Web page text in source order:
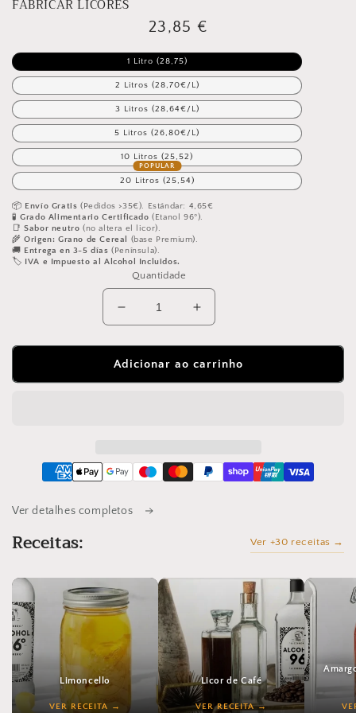
Abrir
em
FABRICAR LICORES
Preço
23,85 €
1 Litro (28,75)
2 Litros (28,70€/L)
3 Litros (28,64€/L)
5 Litros (26,80€/L)
10 Litros (25,52)
20 Litros (25,54)
📦 Envío Gratis (Pedidos >35€). Estándar: 4,65€
🧪Grado Alimentario Certificado (Etanol 96º).
📑Sabor neutro (no altera el licor).
🌾Origen: Grano de Cereal
(base Premium).
🚚 Entrega en 3-5 días (Península).
🏷️ IVA e Impuesto al Alcohol Incluidos.
Quantidade
Diminuir
a
quantidade
de
ÁLCOOL
ÁLCOOL
PARA
LICORES
Aumentar
a
quantidade
de
ÁLCOOL
ÁLCOOL
PARA
Adicionar ao carrinho
Ver detalhes completos
Receitas: Ver +30 receitas →
Limoncello
VER RECEITA
Licor de Café
VER RECEITA